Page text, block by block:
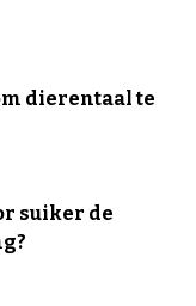
dierentaal te
suiker de